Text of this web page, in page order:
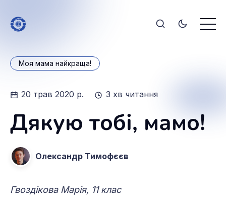
Моя мама найкраща!
20 трав 2020 р. 3 хв читання
Дякую тобі, мамо!
Олександр Тимофєєв
Гвоздікова Марія, 11 клас